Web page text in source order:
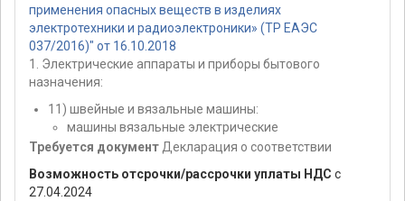
применения опасных веществ в изделиях
электротехники и радиоэлектроники» (ТР ЕАЭС
037/2016)" от 16.10.2018
1. Электрические аппараты и приборы бытового
назначения:
11) швейные и вязальные машины:
машины вязальные электрические
Требуется документ Декларация о соответствии
Возможность отсрочки/рассрочки уплаты НДС с
27.04.2024